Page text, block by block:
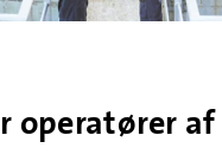
operatører af